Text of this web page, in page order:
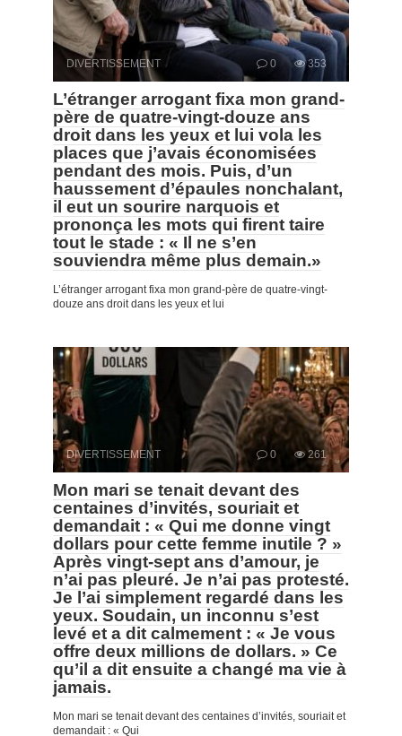
DIVERTISSEMENT 0 353
L’étranger arrogant fixa mon grand-
père de quatre-vingt-douze ans
droit dans les yeux et lui vola les
places que j’avais économisées
pendant des mois. Puis, d’un
haussement d’épaules nonchalant,
il eut un sourire narquois et
prononça les mots qui firent taire
tout le stade : « Il ne s’en
souviendra même plus demain.»
L’étranger arrogant fixa mon grand-père de quatre-vingt-
douze ans droit dans les yeux et lui
DIVERTISSEMENT 0 261
Mon mari se tenait devant des
centaines d’invités, souriait et
demandait : « Qui me donne vingt
dollars pour cette femme inutile ? »
Après vingt-sept ans d’amour, je
n’ai pas pleuré. Je n’ai pas protesté.
Je l’ai simplement regardé dans les
yeux. Soudain, un inconnu s’est
levé et a dit calmement : « Je vous
offre deux millions de dollars. » Ce
qu’il a dit ensuite a changé ma vie à
jamais.
Mon mari se tenait devant des centaines d’invités, souriait et
demandait : « Qui